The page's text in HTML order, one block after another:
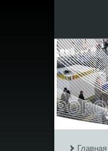
Главная